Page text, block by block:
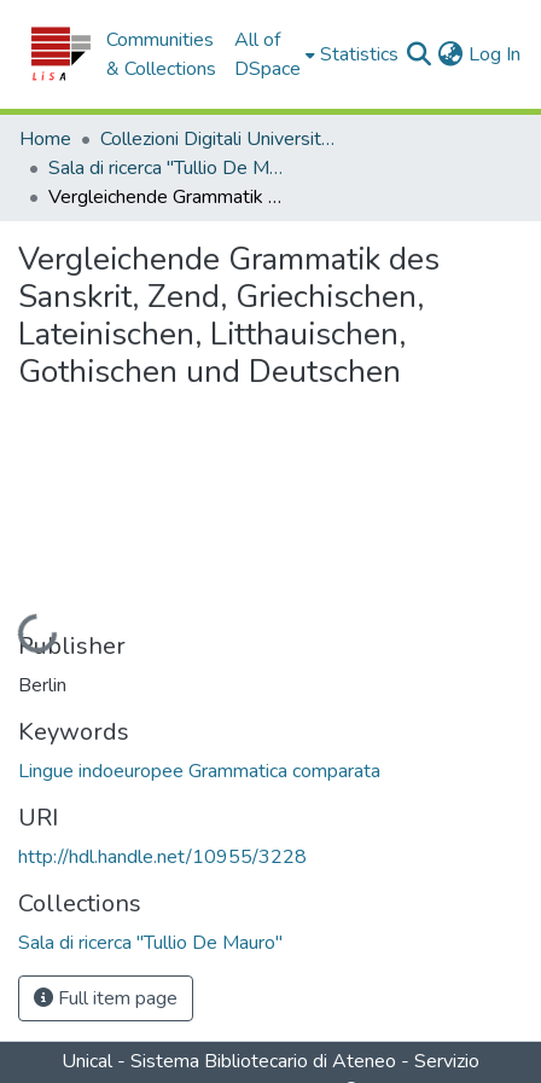
Communities
& Collections
All of
DSpace
Statistics Log In
Home
Collezioni Digitali Università della Calabria
Sala di ricerca "Tullio De Mauro"
Vergleichende Grammatik des Sanskrit, Zend, Griechischen, Lateinischen, Litthauischen, Gothischen und Deutschen
Vergleichende Grammatik des
Sanskrit, Zend, Griechischen,
Lateinischen, Litthauischen,
Gothischen und Deutschen
Loading...
Publisher
Berlin
Keywords
Lingue indoeuropee Grammatica comparata
URI
http://hdl.handle.net/10955/3228
Collections
Sala di ricerca "Tullio De Mauro"
Full item page
Unical - Sistema Bibliotecario di Ateneo - Servizio